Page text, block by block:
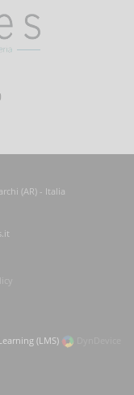
(AR) - Italia
(LMS)